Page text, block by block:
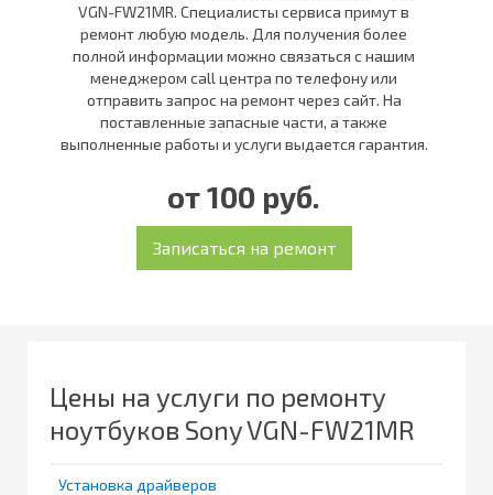
VGN-FW21MR. Специалисты сервиса примут в
ремонт любую модель. Для получения более
полной информации можно связаться с нашим
менеджером call центра по телефону или
отправить запрос на ремонт через сайт. На
поставленные запасные части, а также
выполненные работы и услуги выдается гарантия.
от 100 руб.
Цены на услуги по ремонту
ноутбуков Sony VGN-FW21MR
Установка драйверов